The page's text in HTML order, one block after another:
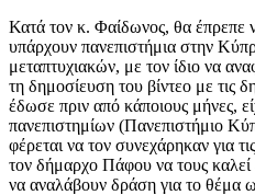
Κατά τον κ. Φαίδωνος, θα έπρεπε
υπάρχουν πανεπιστήμια στην
μεταπτυχιακών, με τον ίδιο να
τη δημοσίευση του βίντεο με τις
έδωσε πριν από κάποιους μήνες,
πανεπιστημίων (Πανεπιστήμιο
φέρεται να τον συνεχάρηκαν για
τον δήμαρχο Πάφου να τους
να αναλάβουν δράση για το θέμα